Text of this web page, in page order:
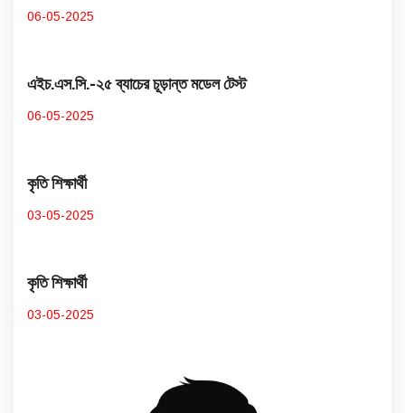
06-05-2025
এইচ.এস.সি.-২৫ ব্যাচের চূড়ান্ত মডেল টেস্ট
06-05-2025
কৃতি শিক্ষার্থী
03-05-2025
কৃতি শিক্ষার্থী
03-05-2025